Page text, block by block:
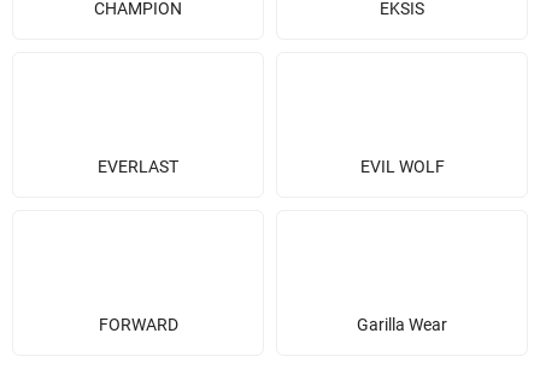
CHAMPION EKSIS
EVERLAST EVIL WOLF
FORWARD Garilla Wear